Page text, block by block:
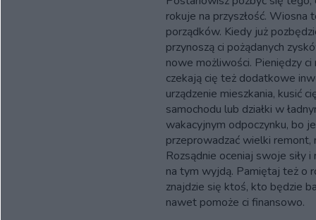
rokuje na przyszłość. Wiosna
porządków. Kiedy już
przynoszą ci pożądanych
nowe możliwości. Pieniędzy
czekają cię też dodatkowe
urządzenie mieszkania, kusić
samochodu lub działki w
wakacyjnym odpoczynku, bo
przeprowadzać wielki remont,
Rozsądnie oceniaj swoje siły
na tym wyjdą. Pamiętaj też o
znajdzie się ktoś, kto będzie
nawet pomoże ci finansowo.